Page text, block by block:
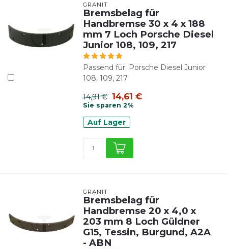
GRANIT
Bremsbelag für
Handbremse 30 x 4 x 188
mm 7 Loch Porsche Diesel
Junior 108, 109, 217
Passend für: Porsche Diesel Junior
108, 109, 217
14,91 € 14,61 €
Sie sparen 2%
Auf Lager
GRANIT
Bremsbelag für
Handbremse 20 x 4,0 x
203 mm 8 Loch Güldner
G15, Tessin, Burgund, A2A
- ABN